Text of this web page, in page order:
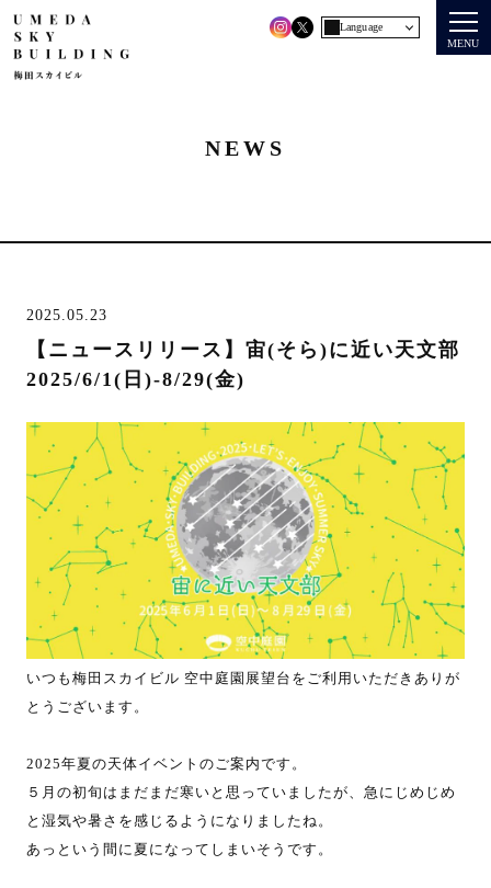
Language
MENU
NEWS
2025.05.23
【ニュースリリース】宙(そら)に近い天文部
2025/6/1(日)-8/29(金)
いつも梅田スカイビル 空中庭園展望台をご利用いただきありが
とうございます。
2025年夏の天体イベントのご案内です。
５月の初旬はまだまだ寒いと思っていましたが、急にじめじめ
と湿気や暑さを感じるようになりましたね。
あっという間に夏になってしまいそうです。